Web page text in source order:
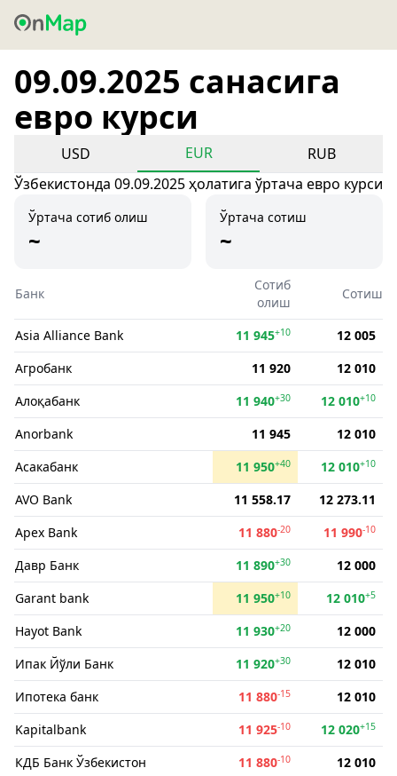
09.09.2025 санасига
евро курси
USD EUR
RUB
Ўзбекистонда 09.09.2025 ҳолатига ўртача евро курси
Ўртача сотиб олиш
~
Ўртача сотиш
~
Банк
Сотиб
олиш
Сотиш
Asia Alliance Bank 11 945+10
12 005
Агробанк
11 920
12 010
Алоқабанк
11 940+30 12 010+10
Anorbank 11 945
12 010
Асакабанк
11 950+40 12 010+10
AVO Bank 11 558.17
12 273.11
Apex Bank
11 880-20 11 990-10
Давр Банк 11 890+30
12 000
Garant bank
11 950+10 12 010+5
Hayot Bank 11 930+20
12 000
Ипак Йўли Банк
11 920+30
12 010
Ипотека банк
11 880-15
12 010
Kapitalbank
11 925-10 12 020+15
КДБ Банк Ўзбекистон 11 880-10
12 010